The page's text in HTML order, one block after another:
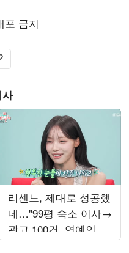
포 금지
하기
복사
사
리센느, 제대로 성공했
네…"99평 숙소 이사→
광고 100건, 연예인병
경계" ('전참시')